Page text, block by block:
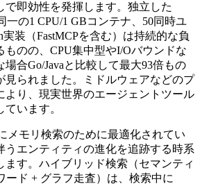
で即効性を発揮します。独立した
一の1 CPU/1 GBコンテナ、50同時ユ
装（FastMCPを含む）は持続的な負
ものの、CPU集中型やI/Oバウンドな
合Go/Javaと比較して最大93倍もの
見られました。ミドルウェアなどのプ
より、現実世界のエージェントツール
います。
メモリ検索のために最適化されてい
うエンティティの進化を追跡する時系
ます。ハイブリッド検索（セマンティ
ード + グラフ走査）は、検索中に